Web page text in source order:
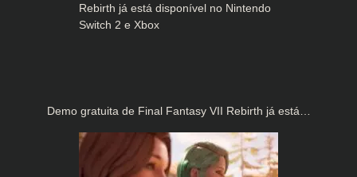
Demo gratuita de Final Fantasy VII Rebirth já está…